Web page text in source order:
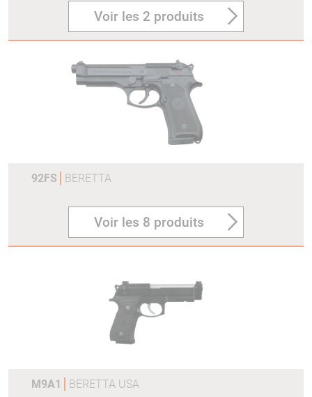
Voir les 2 produits
92FS BERETTA
Voir les 8 produits
M9A1 BERETTA USA